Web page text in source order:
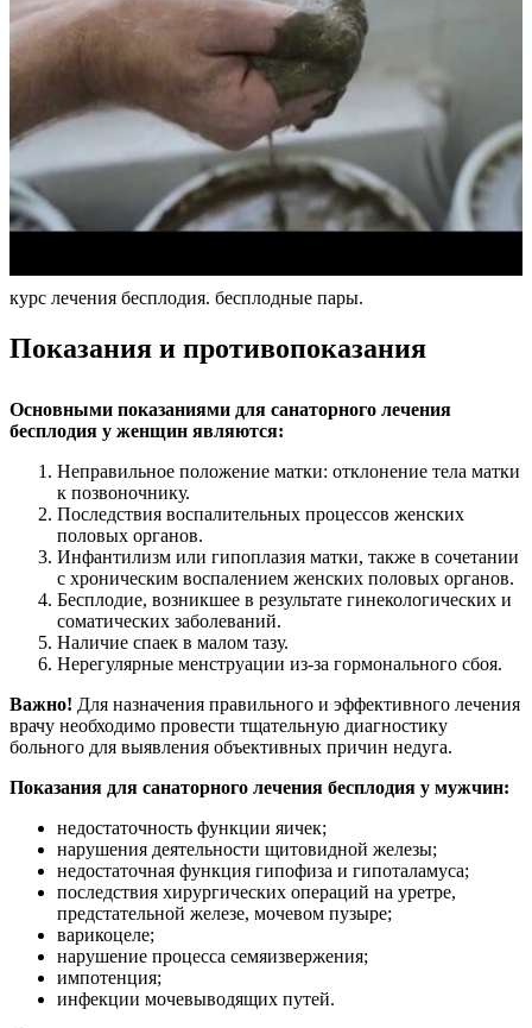
курс лечения бесплодия. бесплодные пары.
Показания и противопоказания
Основными показаниями для санаторного лечения
бесплодия у женщин являются:
Неправильное положение матки: отклонение тела матки
к позвоночнику.
Последствия воспалительных процессов женских
половых органов.
Инфантилизм или гипоплазия матки, также в сочетании
с хроническим воспалением женских половых органов.
Бесплодие, возникшее в результате гинекологических и
соматических заболеваний.
Наличие спаек в малом тазу.
Нерегулярные менструации из-за гормонального сбоя.
Важно! Для назначения правильного и эффективного лечения
врачу необходимо провести тщательную диагностику
больного для выявления объективных причин недуга.
Показания для санаторного лечения бесплодия у мужчин:
недостаточность функции яичек;
нарушения деятельности щитовидной железы;
недостаточная функция гипофиза и гипоталамуса;
последствия хирургических операций на уретре,
предстательной железе, мочевом пузыре;
варикоцеле;
нарушение процесса семяизвержения;
импотенция;
инфекции мочевыводящих путей.